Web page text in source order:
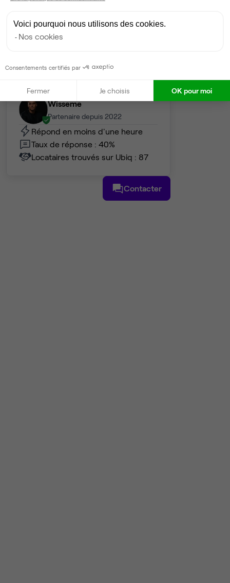
2 548 €
Voir tout
Wisseme
Partenaire depuis 2022
Répond en moins d'une heure
Taux de réponse : 40%
Locataires trouvés sur Ubiq : 87
Contacter
Voici pourquoi nous utilisons des cookies.
Nos cookies
Consentements certifiés par
Fermer Je choisis OK pour moi